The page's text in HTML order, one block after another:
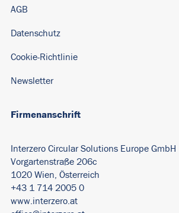
Firmenanschrift
Interzero Circular Solutions Europe GmbH
Vorgartenstraße 206c
1020 Wien, Österreich
+43 1 714 2005 0
www.interzero.at
AGB
Datenschutz
Cookie-Richtlinie
Newsletter